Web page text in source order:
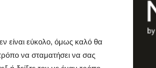
είναι εύκολο, όμως καλό θα
να σταματήσει να σας